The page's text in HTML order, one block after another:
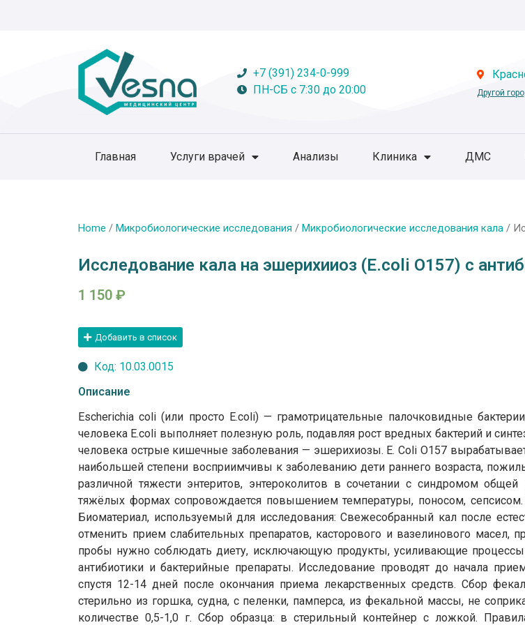
+7 (391) 234-0-999
ПН-СБ с 7:30 до 20:00
Другой
Главная Услуги врачей Анализы Клиника ДМС
Home / Микробиологические исследования / Микробиологические исследования кала /
Исследование кала на эшерихииоз (E.coli О157) с
1 150 ₽
Добавить в список
Код: 10.03.0015
Описание
Escherichia coli (или просто E.coli) — грамотрицательные палочковидные
человека E.coli выполняет полезную роль, подавляя рост вредных бактерий и
человека острые кишечные заболевания — эшерихиозы. E. Coli O157
наибольшей степени восприимчивы к заболеванию дети раннего возраста,
различной тяжести энтеритов, энтероколитов в сочетании с синдромом
тяжёлых формах сопровождается повышением температуры, поносом, сепсисом.
Биоматериал, используемый для исследования: Свежесобранный кал после
отменить прием слабительных препаратов, касторового и вазелинового масел,
пробы нужно соблюдать диету, исключающую продукты, усиливающие
антибиотики и бактерийные препараты. Исследование проводят до начала
спустя 12-14 дней после окончания приема лекарственных средств. Сбор
стерильно из горшка, судна, с пеленки, памперса, из фекальной массы, не
количестве 0,5-1,0 г. Сбор образца: в стерильный контейнер с ложкой.